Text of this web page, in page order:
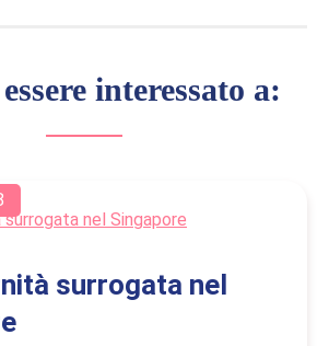
interessato a:
surrogata nel